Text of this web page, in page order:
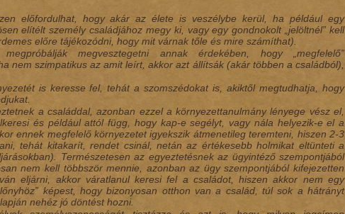
előfordulhat, hogy akár az élete is veszélybe kerül, ha például egy
elítélt személy családjához megy ki, vagy egy gondnokolt „jelöltnél” kell
előre tájékozódni, hogy mit várnak tőle és mire számíthat).
megvesztegetni annak érdekében, hogy „megfelelő”
nem szimpatikus az amit leírt, akkor azt állítsák (akár többen a családból),
is keresse fel, tehát a szomszédokat is, akiktől megtudhatja, hogy
a családdal, azonban ezzel a környezettanulmány lényege vész el,
és például attól függ, hogy kap-e segélyt, vagy nála helyezik-e el a
ennek megfelelő környezetet igyekszik átmenetileg teremteni, hiszen 2-3
tehát kitakarít, rendet csinál, netán az értékesebb holmikat eltünteti a
Természetesen az egyeztetésnek az ügyintéző szempontjából
nem kell többször mennie, azonban az ügy szempontjából kifejezetten
eljárni, akkor váratlanul keresi fel a családot, hiszen akkor nem egy
képest, hogy bizonyosan otthon van a család, túl sok a hátrányt
nehéz jó döntést hozni.